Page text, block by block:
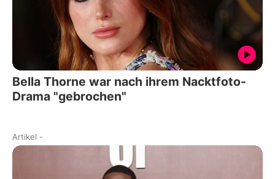
Bella Thorne war nach ihrem Nacktfoto-
Drama "gebrochen"
Artikel -